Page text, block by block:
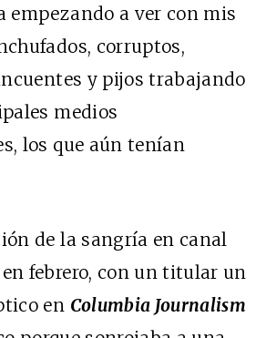
empezando a ver con mis
corruptos,
y pijos trabajando
medios
los que aún tenían
de la sangría en canal
febrero, con un titular un
en Columbia Journalism